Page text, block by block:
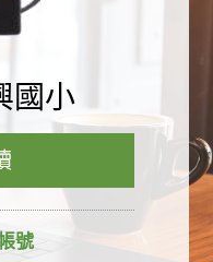
國小
號